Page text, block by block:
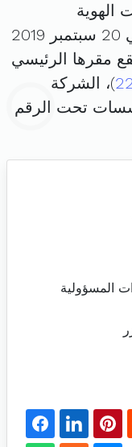
الهوية
. تم تأسيسها في 20 سبتمبر 2019
مقرها الرئيسي
)، الشركة
تحت الرقم
المسؤولية